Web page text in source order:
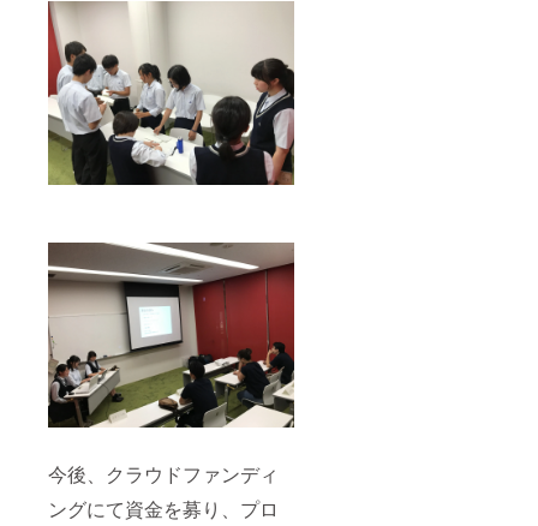
今後、クラウドファンディ
ングにて資金を募り、プロ